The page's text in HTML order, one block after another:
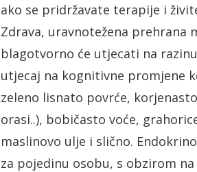
ako se pridržavate terapije i
Zdrava, uravnotežena
blagotvorno će utjecati na
utjecaj na kognitivne promjene
zeleno lisnato povrće,
orasi..), bobičasto voće,
maslinovo ulje i slično.
za pojedinu osobu, s obzirom